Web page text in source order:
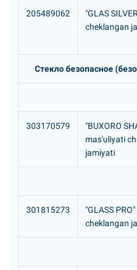
205489062
"GLAS
cheklangan
Стекло безопасное
303170579
"BUXORO
mas'uliyati
jamiyati
301815273
"GLASS
cheklangan